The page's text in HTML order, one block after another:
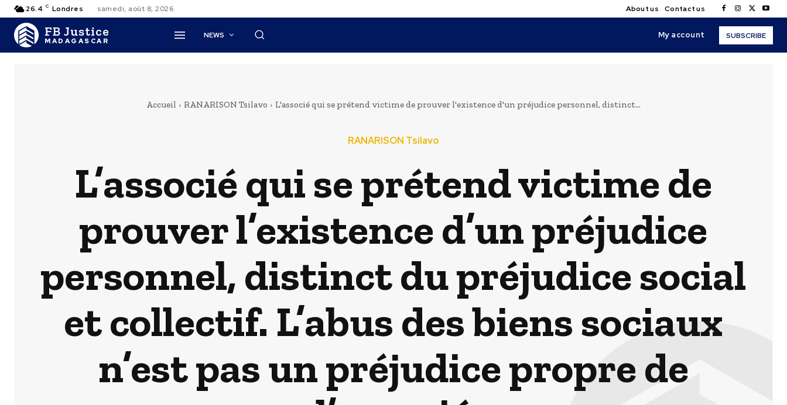
26.4 C Londres samedi, août 8, 2026 About us Contact us
FB Justice
MADAGASCAR
NEWS My account SUBSCRIBE
Accueil RANARISON Tsilavo L'associé qui se prétend victime de prouver l'existence d'un préjudice personnel, distinct...
RANARISON Tsilavo
L’associé qui se prétend victime de
prouver l’existence d’un préjudice
personnel, distinct du préjudice social
et collectif. L’abus des biens sociaux
n’est pas un préjudice propre de